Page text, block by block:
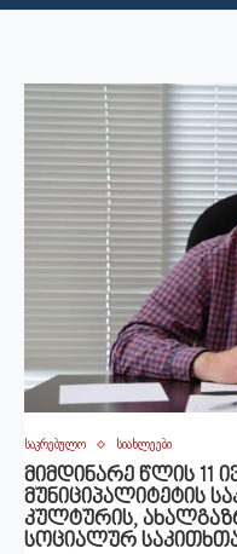
საკრებულო სიახლეები
მიმდინარე წლის 11
მუნიციპალიტეტის
კულტურის,
სოციალურ